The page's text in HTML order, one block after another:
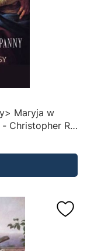
Maryja w
Christopher R.